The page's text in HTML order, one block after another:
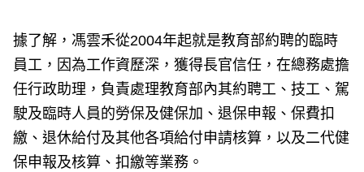
據了解，馮雲禾從2004年起就是教育部約聘的臨時
員工，因為工作資歷深，獲得長官信任，在總務處擔
任行政助理，負責處理教育部內其約聘工、技工、駕
駛及臨時人員的勞保及健保加、退保申報、保費扣
繳、退休給付及其他各項給付申請核算，以及二代健
保申報及核算、扣繳等業務。